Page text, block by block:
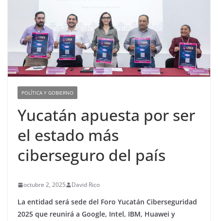
POLÍTICA Y GOBIERNO
Yucatán apuesta por ser
el estado más
ciberseguro del país
octubre 2, 2025 David Rico
La entidad será sede del Foro Yucatán Ciberseguridad
2025 que reunirá a Google, Intel, IBM, Huawei y